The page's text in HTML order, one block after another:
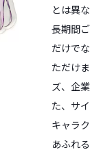
とは異
長期間
だけで
ただけ
ズ、企
た、サ
キャラ
あふれ